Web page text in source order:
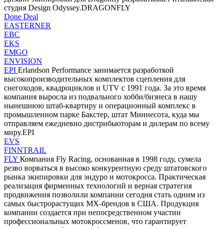
студия Design Odyssey.DRAGONFLY
Done Deal
EASTERNER
EBC
EKS
EMGO
ENVISION
EPI Erlandson Performance занимается разработкой
высокопроизводительных комплектов сцепления для
снегоходов, квадроциклов и UTV с 1991 года. За это время
компания выросла из подвального хобби/бизнеса в нашу
нынешнюю штаб-квартиру и операционный комплекс в
промышленном парке Бакстер, штат Миннесота, куда мы
отправляем ежедневно дистрибьюторам и дилерам по всему
миру.EPI
EVS
FINNTRAIL
FLY Компания Fly Racing, основанная в 1998 году, сумела
резво ворваться в высоко конкурентную среду штатовского
рынка экипировки для эндуро и мотокросса. Практическая
реализация фирменных технологий и верная стратегия
продвижения позволили компании сегодня стать одним из
самых быстрорастущих MX-брендов в США. Продукция
компании создается при непосредственном участии
профессиональных мотокроссменов, что гарантирует